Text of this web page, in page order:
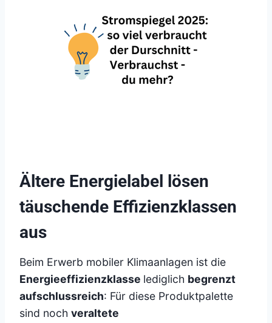
Ältere Energielabel lösen
täuschende Effizienzklassen
aus
Beim Erwerb mobiler Klimaanlagen ist die
Energieeffizienzklasse lediglich begrenzt
aufschlussreich: Für diese Produktpalette
sind noch veraltete